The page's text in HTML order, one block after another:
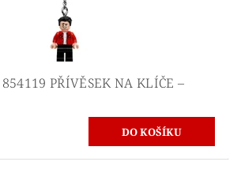
PŘÍVĚSEK NA KLÍČE –